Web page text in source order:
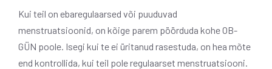
Kui teil on ebaregulaarsed või puuduvad
menstruatsioonid, on kõige parem pöörduda kohe OB-
GÜN poole. Isegi kui te ei üritanud rasestuda, on hea mõte
end kontrollida, kui teil pole regulaarset menstruatsiooni.